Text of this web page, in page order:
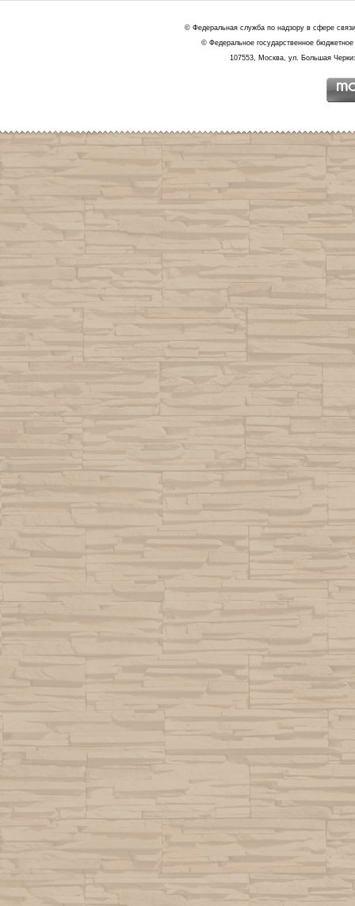
© Федеральная служба по надзору в сфере
© Федеральное государственное
107553, Москва, ул. Большая